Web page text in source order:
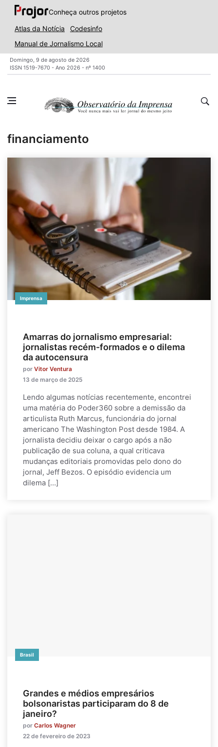
Conheça outros projetos
Atlas da Notícia
Codesinfo
Manual de Jornalismo Local
Domingo, 9 de agosto de 2026
ISSN 1519-7670 - Ano 2026 - nº 1400
financiamento
Imprensa
Amarras do jornalismo empresarial:
jornalistas recém-formados e o dilema
da autocensura
por Vitor Ventura
13 de março de 2025
Lendo algumas notícias recentemente, encontrei
uma matéria do Poder360 sobre a demissão da
articulista Ruth Marcus, funcionária do jornal
americano The Washington Post desde 1984. A
jornalista decidiu deixar o cargo após a não
publicação de sua coluna, a qual criticava
mudanças editoriais promovidas pelo dono do
jornal, Jeff Bezos. O episódio evidencia um
dilema […]
Brasil
Grandes e médios empresários
bolsonaristas participaram do 8 de
janeiro?
por Carlos Wagner
22 de fevereiro de 2023